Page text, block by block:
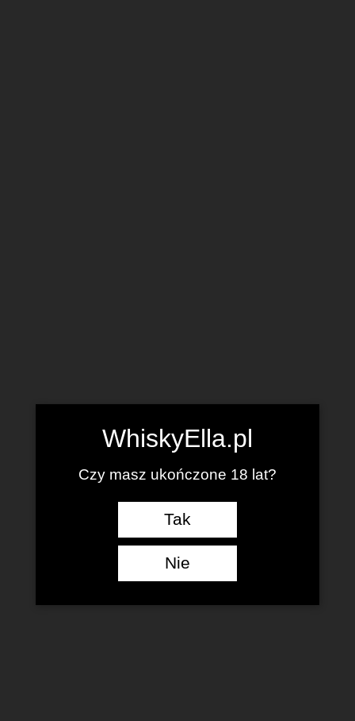
WhiskyElla.pl
Czy masz ukończone 18 lat?
Tak
Nie